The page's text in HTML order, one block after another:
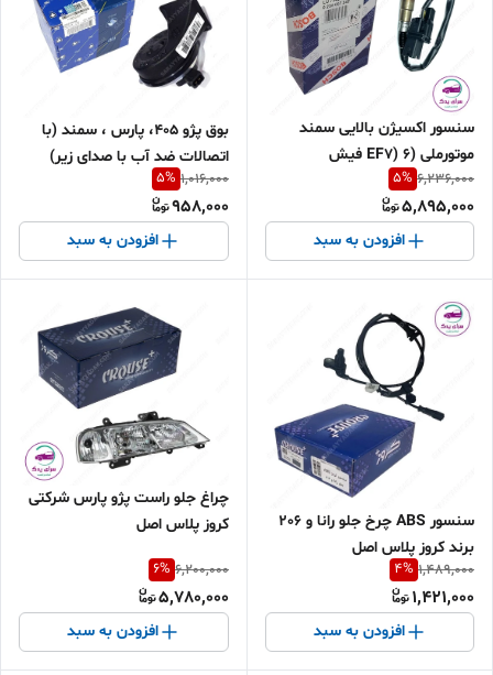
سنسور اکسیژن بالایی سمند
موتورملی (EF7) 6 فیش
اصل
6,236,000
5%
5,895,000
افزودن به سبد
بوق پژو 405، پارس ، سمند (با
اتصالات ضد آب با صدای زیر)
شرکتی ایساکو اصل 0310100399
1,016,000
5%
958,000
افزودن به سبد
سنسور ABS چرخ جلو رانا و 206
برند کروز پلاس اصل
1,489,000
4%
1,421,000
افزودن به سبد
چراغ جلو راست پژو پارس شرکتی
کروز پلاس اصل
6,200,000
6%
5,780,000
افزودن به سبد